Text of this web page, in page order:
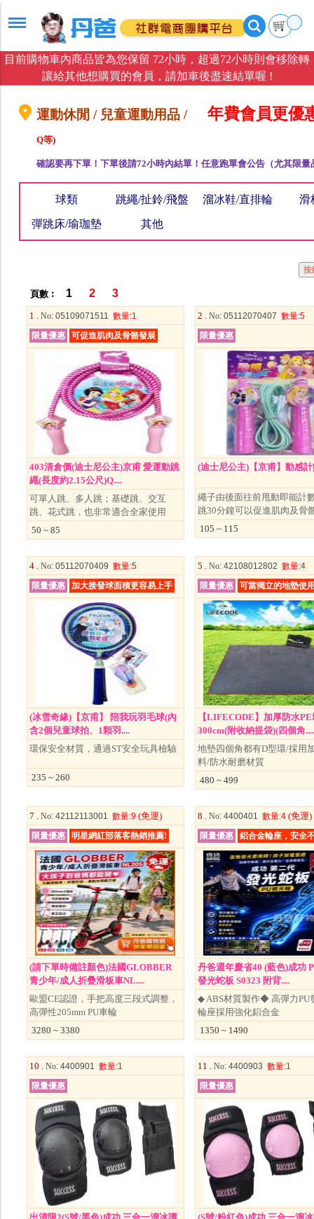
目前購物車內商品皆為您保留 72小時，超過72小時則會移除轉
讓給其他想購買的會員，請加車後盡速結單喔 !
運動休閒 / 兒童運動用品 / 年費會員更優
Q等)
確認要再下單！下單後請72小時內結單！任意跑單會公告（尤其限
球類 跳繩/扯鈴/飛盤 溜冰鞋/直排輪 滑
彈跳床/瑜珈墊 其他
頁數︰ 1 2 3
1 . No: 05109071511 數量:1
限量優惠
可促進肌肉及骨骼發展
403清倉價(迪士尼公主)京甫 愛運動跳
繩(長度約2.15公尺)Q....
可單人跳、多人跳；基礎跳、交互
跳、花式跳，也非常適合全家使用
50 ~ 85
2 . No: 05112070407 數量:5
限量優惠
(迪士尼公主)【京甫】動感
繩子由後面往前甩動即能計
跳30分鐘可以促進肌肉及骨
105 ~ 115
4 . No: 05112070409 數量:5
限量優惠
加大接發球面積更容易上手
(冰雪奇緣)【京甫】 陪我玩羽毛球(內
含2個兒童球拍、1顆羽....
環保安全材質，通過ST安全玩具檢驗
235 ~ 260
5 . No: 42108012802 數量:4
限量優惠
可當獨立的地墊使
【LIFECODE】加厚防水
300cm(附收納提袋)(四個角....
地墊四個角都有D型環/採用
料/防水耐磨材質
480 ~ 499
7 . No: 42112113001 數量:9(免運)
限量優惠 明星網紅部落客熱銷推薦!
(請下單時備註顏色)法國GLOBBER
青少年/成人折疊滑板車NL....
歐盟CE認證，手把高度三段式調整，
高彈性205mm PU車輪
3280 ~ 3380
8 . No: 4400401 數量:4(免運)
限量優惠 鋁合金輪座，安全
丹爸週年慶省40 (藍色)成功
發光蛇板 S0323 附背....
◆ ABS材質製作◆ 高彈力
輪座採用強化鋁合金
1350 ~ 1490
10 . No: 4400901 數量:1
限量優惠
11 . No: 4400903 數量:1
限量優惠